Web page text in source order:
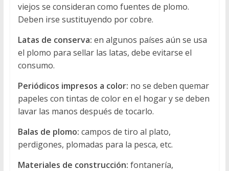
viejos se consideran como fuentes de plomo.
Deben irse sustituyendo por cobre.
Latas de conserva: en algunos países aún se usa
el plomo para sellar las latas, debe evitarse el
consumo.
Periódicos impresos a color: no se deben quemar
papeles con tintas de color en el hogar y se deben
lavar las manos después de tocarlo.
Balas de plomo: campos de tiro al plato,
perdigones, plomadas para la pesca, etc.
Materiales de construcción: fontanería,